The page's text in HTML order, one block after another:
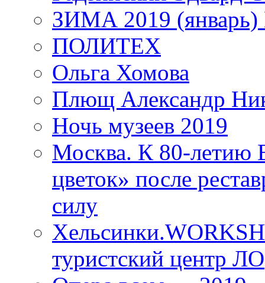
ЗИМА 2019 (январь)
ПОЛИТЕХ
Ольга Хомова
Плющ Александр
Ночь музеев 2019
Москва. К 80-
цветок» после
силу
туристский центр ЛО